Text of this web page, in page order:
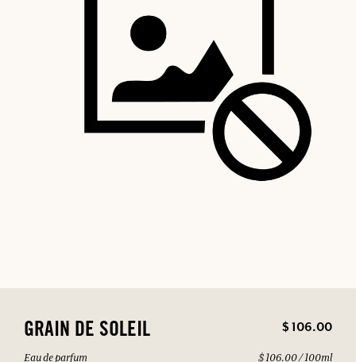
GRAIN DE SOLEIL $ 106.00
Eau de parfum
$ 106.00 / 100ml